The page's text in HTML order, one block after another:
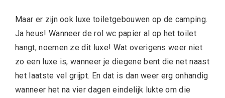
Maar er zijn ook luxe toiletgebouwen op de camping.
Ja heus! Wanneer de rol wc papier al op het toilet
hangt, noemen ze dit luxe! Wat overigens weer niet
zo een luxe is, wanneer je diegene bent die net naast
het laatste vel grijpt. En dat is dan weer erg onhandig
wanneer het na vier dagen eindelijk lukte om die